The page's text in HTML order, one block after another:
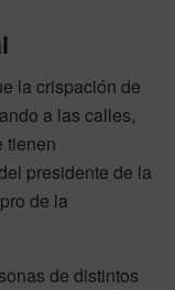
la crispación de
a las calles,
tienen
presidente de la
de la
de distintos